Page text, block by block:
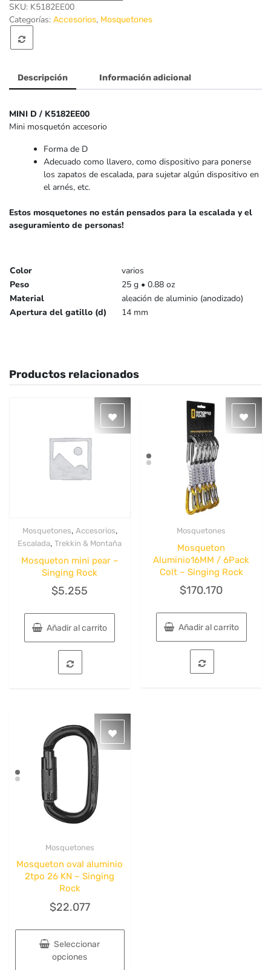
-
Singing
SKU: K5182EE00
Categorías: Accesorios, Mosquetones
Descripción Información adicional
MINI D / K5182EE00
Mini mosquetón accesorio
Forma de D
Adecuado como llavero, como dispositivo para ponerse
los zapatos de escalada, para sujetar algún dispositivo en
el arnés, etc.
Estos mosquetones no están pensados para la escalada y el
aseguramiento de personas!
Color
varios
Peso
25 g • 0.88 oz
Material
aleación de aluminio (anodizado)
Apertura del gatillo (d)
14 mm
Productos relacionados
Quick View
Mosquetones, Accesorios,
Escalada,Trekkin & Montaña
Mosqueton mini pear –
Singing Rock
$5.255
Añadir al carrito
Mosquetones
Mosqueton
Aluminio16MM / 6Pack
Colt – Singing Rock
$170.170
Añadir al carrito
Mosquetones
Mosqueton oval aluminio
2tpo 26 KN – Singing
Rock
$22.077
Seleccionar
opciones